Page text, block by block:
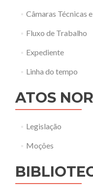
Câmaras Técnicas
Fluxo de Trabalho
Expediente
Linha do tempo
ATOS
Legislação
Moções